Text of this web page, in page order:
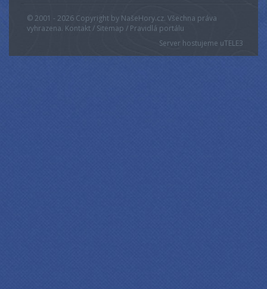
© 2001 - 2026 Copyright by NašeHory.cz. Všechna práva
vyhrazena. Kontakt / Sitemap / Pravidlá portálu
Server hostujeme uTELE3